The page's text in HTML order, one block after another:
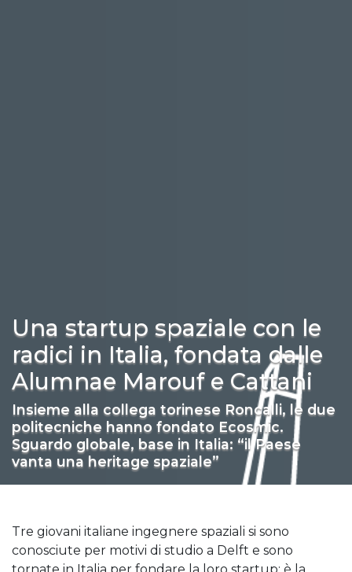
Una startup spaziale con le
radici in Italia, fondata dalle
Alumnae Marouf e Cattani
Insieme alla collega torinese Roncalli, le due
politecniche hanno fondato Ecosmic.
Sguardo globale, base in Italia: “il Paese
vanta una heritage spaziale”
Tre giovani italiane ingegnere spaziali si sono
conosciute per motivi di studio a Delft e sono